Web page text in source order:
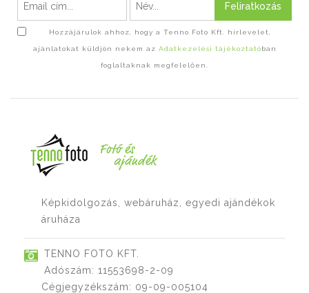
Feliratkozás
Hozzájárulok ahhoz, hogy a Tenno Foto Kft. hírlevelet,
ajánlatokat küldjön nekem az Adatkezelési tájékoztatóban
foglaltaknak megfelelően.
Képkidolgozás, webáruház, egyedi ajándékok
áruháza
TENNO FOTO KFT.
Adószám: 11553698-2-09
Cégjegyzékszám: 09-09-005104